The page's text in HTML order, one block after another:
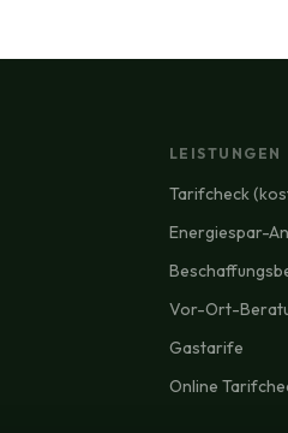
LEISTUNGEN
Tarifcheck
Energiespar-
Vor-Ort-
Gastarife
Online